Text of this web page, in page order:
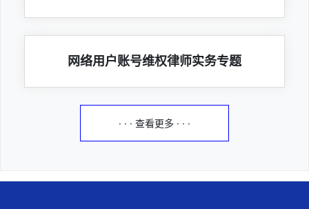
网络用户账号维权律师实务专题
· · · 查看更多 · · ·